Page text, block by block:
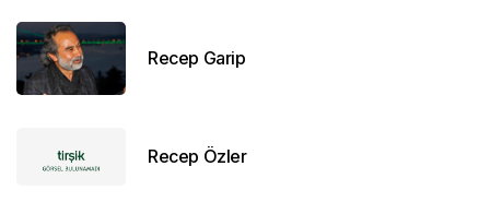
Recep Garip
Recep Özler